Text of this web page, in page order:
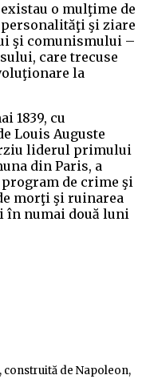
o mulţime de
şi ziare
şi comunismului –
care trecuse
la
1839, cu
Louis Auguste
liderul primului
din Paris, a
program de crime şi
morţi şi ruinarea
în numai două luni
construită de Napoleon,